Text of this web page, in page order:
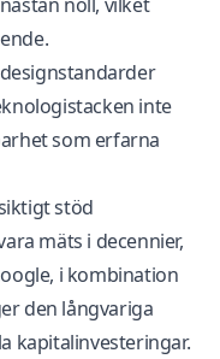
inte
som erfarna
stöd
mäts i decennier,
i kombination
den långvariga
kapitalinvesteringar.